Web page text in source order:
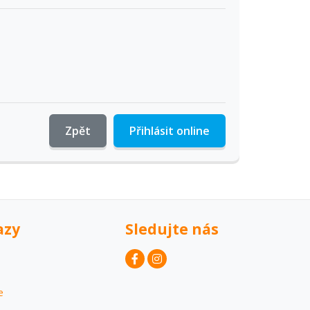
Přihlásit online
Zpět
Sledujte nás